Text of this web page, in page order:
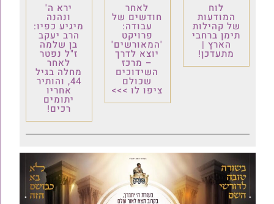
לוח
המודעות
של קהילות
תימן ברחבי
הארץ |
מתעדכן!
לאחר
חודשים של
עבודה:
פרויקט
'המאורשים'
יוצא לדרך
– מרכז
השידוכים
שכולם
ציפו לו >>>
ירא ה'
ונהנה
מיגיע כפיו:
הרב יעקב
בן שלמה
ז"ל נפטר
לאחר
מחלה בגיל
44, והותיר
אחריו
יתומים
רכים!